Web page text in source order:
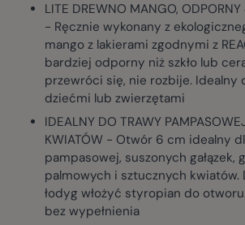
LITE DREWNO MANGO, ODPORNY
- Ręcznie wykonany z
mango z lakierami zgodnymi z
bardziej odporny niż szkło lub
przewróci się, nie rozbije. Idealny
dziećmi lub zwierzętami
IDEALNY DO TRAWY
KWIATÓW - Otwór 6 cm idealny
pampasowej, suszonych gałązek,
palmowych i sztucznych kwiatów.
łodyg włożyć styropian do
bez wypełnienia